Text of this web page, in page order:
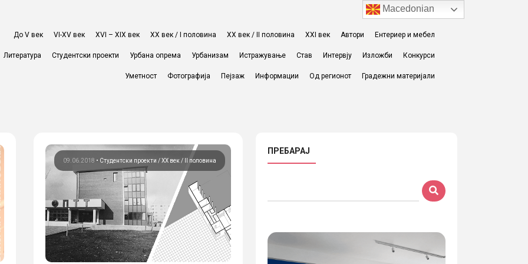
До V век VI-XV век XVI – XIX век ХХ век / I половина ХХ век / II половина XXI век Автори Ентериер и мебел
Литература Студентски проекти Урбана опрема Урбанизам Истражување Став Интервју Изложби Конкурси
Уметност Фотографија Пејзаж Информации Од регионот Градежни материјали
09.06.2018 • Студентски проекти ХХ век / II половина
ПРЕБАРАЈ
Macedonian